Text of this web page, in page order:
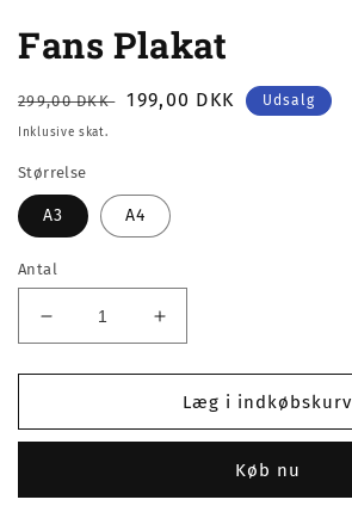
1
i
Fans Plakat
Normalpris
299,00 DKK Udsalgspris
199,00 DKK Udsalg
Inklusive skat.
Størrelse
A3 A4
Antal
Reducer
antallet
for
Plakat
Øg
antallet
for
Fans
Plakat
Læg i indkøbskurv
Køb nu